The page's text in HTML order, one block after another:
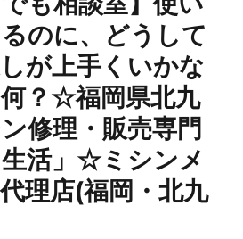
のに、どうして
が上手くいかな
？☆福岡県北九
修理・販売専門
活」☆ミシンメ
理店(福岡・北九